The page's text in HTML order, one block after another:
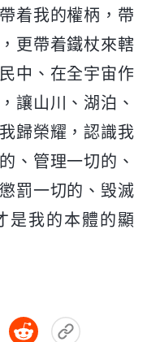
着我的權柄，帶
更帶着鐵杖來轄
中、在全宇宙作
讓山川、湖泊、
歸榮耀，認識我
、管理一切的、
罰一切的、毁滅
是我的本體的顯